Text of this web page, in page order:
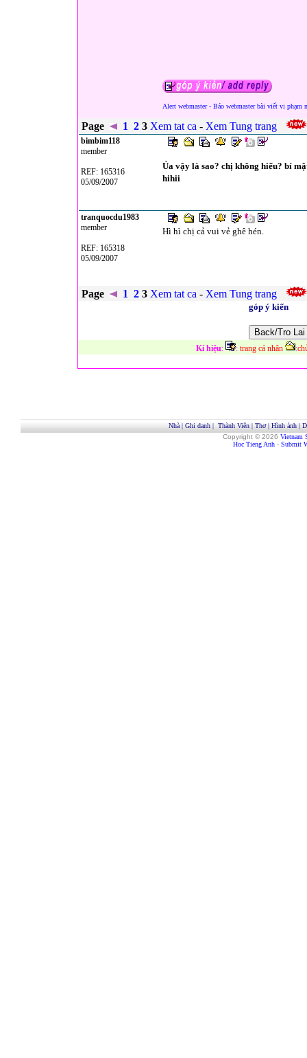
Alert webmaster - Báo webmaster bài viết vi phạm
Page 1 2 3 Xem tat ca - Xem Tung trang
bimbim118
member
REF: 165316
05/09/2007
Ủa vậy là sao? chị không hiểu? bí
hihii
tranquocdu1983
member
REF: 165318
05/09/2007
Hì hì chị cả vui vẻ ghê hén.
Page 1 2 3 Xem tat ca - Xem Tung trang
góp ý kiến
Kí hiệu: : trang cá nhân :
Nhà| Ghi danh| Thành Viên| Thơ| Hình ảnh|
Copyright © 2026 Vietnam
Hoc Tieng Anh - Submit